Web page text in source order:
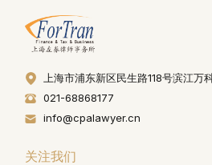
上海市浦东新区民生路118号滨江万
021-68868177
info@cpalawyer.cn
关注我们